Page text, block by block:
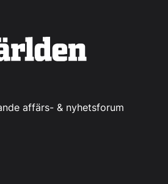
affärs- & nyhetsforum